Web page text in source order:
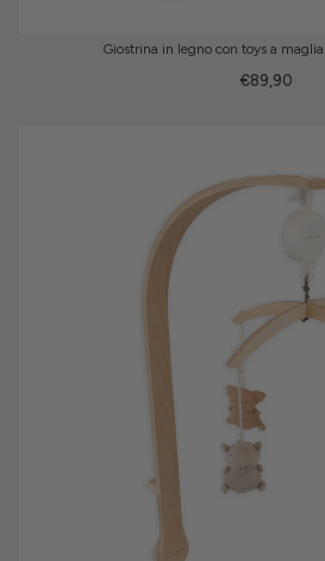
Giostrina in legno con toys a
€89,90